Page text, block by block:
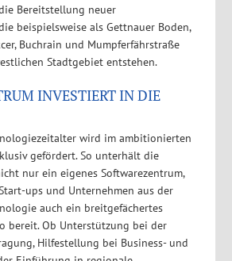
Bereitstellung neuer
beispielsweise als Gettnauer Boden,
Buchrain und Mumpferfährstraße
Stadtgebiet entstehen.
INVESTIERT IN DIE
wird im ambitionierten
gefördert. So unterhält die
nur ein eigenes Softwarezentrum,
ups und Unternehmen aus der
auch ein breitgefächertes
bereit. Ob Unterstützung bei der
Hilfestellung bei Business- und